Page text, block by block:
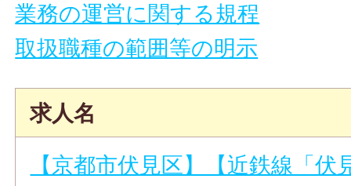
業務の運営に関する規程
取扱職種の範囲等の明示
求人名
【京都市伏見区】【近鉄線「